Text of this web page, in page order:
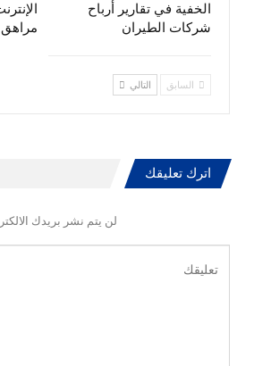
الخفية في تقارير أرباح
شركات الطيران
مراهق
السابق التالي
اترك تعليقك
لن يتم نشر بريدك